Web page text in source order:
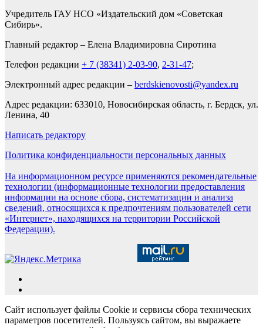
Учредитель ГАУ НСО «Издательский дом «Советская
Сибирь».
Главный редактор – Елена Владимировна Сиротина
Телефон редакции + 7 (38341) 2-03-90, 2-31-47;
Электронный адрес редакции – berdskienovosti@yandex.ru
Адрес редакции: 633010, Новосибирская область, г. Бердск, ул.
Ленина, 40
Написать редактору
Политика конфиденциальности персональных данных
На информационном ресурсе применяются рекомендательные
технологии (информационные технологии предоставления
информации на основе сбора, систематизации и анализа
сведений, относящихся к предпочтениям пользователей сети
«Интернет», находящихся на территории Российской
Федерации).
Сайт использует файлы Cookie и сервисы сбора технических
параметров посетителей. Пользуясь сайтом, вы выражаете